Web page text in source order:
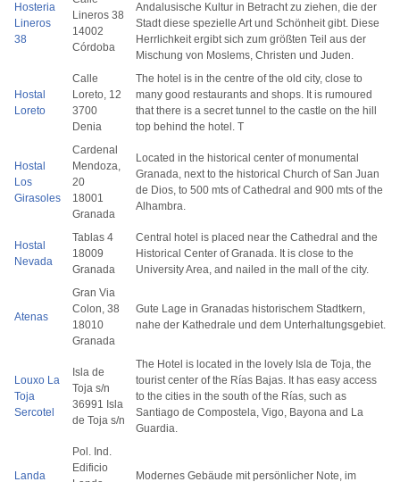
Hosteria
Lineros
38
Lineros 38
14002
Córdoba
Andalusische Kultur in Betracht zu ziehen, die der
Stadt diese spezielle Art und Schönheit gibt. Diese
Herrlichkeit ergibt sich zum größten Teil aus der
Mischung von Moslems, Christen und Juden.
Hostal
Loreto
Calle
Loreto, 12
3700
Denia
The hotel is in the centre of the old city, close to
many good restaurants and shops. It is rumoured
that there is a secret tunnel to the castle on the hill
top behind the hotel. T
Hostal
Los
Girasoles
Cardenal
Mendoza,
20
18001
Granada
Located in the historical center of monumental
Granada, next to the historical Church of San Juan
de Dios, to 500 mts of Cathedral and 900 mts of the
Alhambra.
Hostal
Nevada
Tablas 4
18009
Granada
Central hotel is placed near the Cathedral and the
Historical Center of Granada. It is close to the
University Area, and nailed in the mall of the city.
Atenas
Gran Via
Colon, 38
18010
Granada
Gute Lage in Granadas historischem Stadtkern,
nahe der Kathedrale und dem Unterhaltungsgebiet.
Louxo La
Toja
Sercotel
Isla de
Toja s/n
36991 Isla
de Toja s/n
The Hotel is located in the lovely Isla de Toja, the
tourist center of the Rías Bajas. It has easy access
to the cities in the south of the Rías, such as
Santiago de Compostela, Vigo, Bayona and La
Guardia.
Landa
Pol. Ind.
Edificio
Modernes Gebäude mit persönlicher Note, im